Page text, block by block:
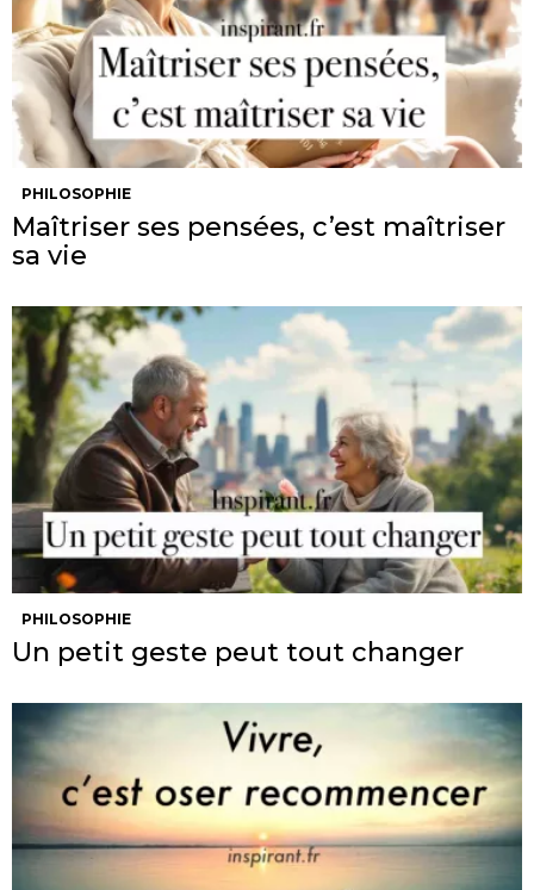
PHILOSOPHIE
Maîtriser ses pensées, c’est maîtriser
sa vie
PHILOSOPHIE
Un petit geste peut tout changer